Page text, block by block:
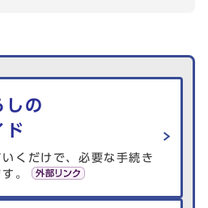
しの
ド
くだけで、必要な手続き
。